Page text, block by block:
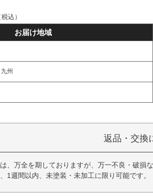
税込）
お届け地域
州
返品・交換
、万全を期しておりますが、万一不良・破損
1週間以内、未塗装・未加工に限り可能です。